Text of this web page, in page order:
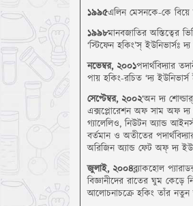
১৯৯৫এলিন মেসনকে-কে বিয়ে
১৯৯৮মানবজাতির অস্তিত্বের
‘স্টিফেন হকিং’স্‌ ইউনিভার্সঃ
নভেম্বর, ২০০১পদার্থবিদ্যার
পায় হকিং-রচিত ‘দ্য
সেপ্টেম্বর, ২০০২‘অন দ্য
এক্সপ্লোরেশন অফ সাম অফ দ্য
গ্যালেলিও, নিউটন অ্যান্ড
বর্তমান ও অতীতের
অরিজিন অ্যান্ড ফেট অফ্ দ্য
জুলাই, ২০০৪ব্ল্যাকহোল
বিজ্ঞানীদের রাতের ঘুম কেড়ে
আলোচনাচক্রে হকিং তাঁর